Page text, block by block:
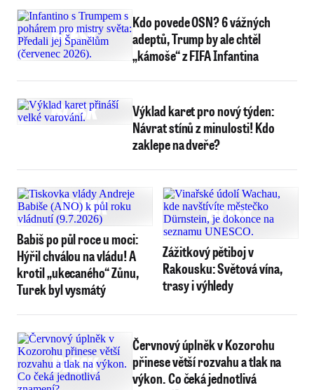
Kdo povede OSN? 6 vážných
adeptů, Trump by ale chtěl
„kámoše“ z FIFA Infantina
Výklad karet pro nový týden:
Návrat stínů z minulosti! Kdo
zaklepe na dveře?
Babiš po půl roce u moci:
Hýřil chválou na vládu! A
krotil „ukecaného“ Zůnu,
Turek byl vysmátý
Zážitkový pětiboj v
Rakousku: Světová vína,
trasy i výhledy
Červnový úplněk v Kozorohu
přinese větší rozvahu a tlak na
výkon. Co čeká jednotlivá